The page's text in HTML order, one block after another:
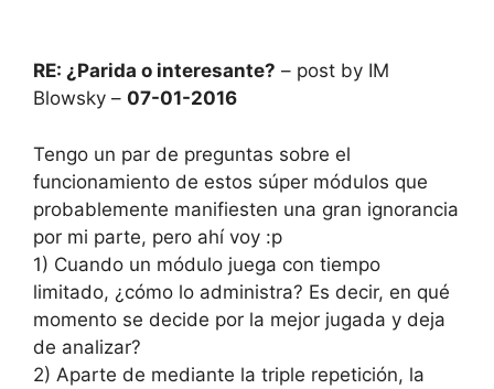
RE: ¿Parida o interesante? – post by IM
Blowsky – 07-01-2016
Tengo un par de preguntas sobre el
funcionamiento de estos súper módulos que
probablemente manifiesten una gran ignorancia
por mi parte, pero ahí voy :p
1) Cuando un módulo juega con tiempo
limitado, ¿cómo lo administra? Es decir, en qué
momento se decide por la mejor jugada y deja
de analizar?
2) Aparte de mediante la triple repetición, la